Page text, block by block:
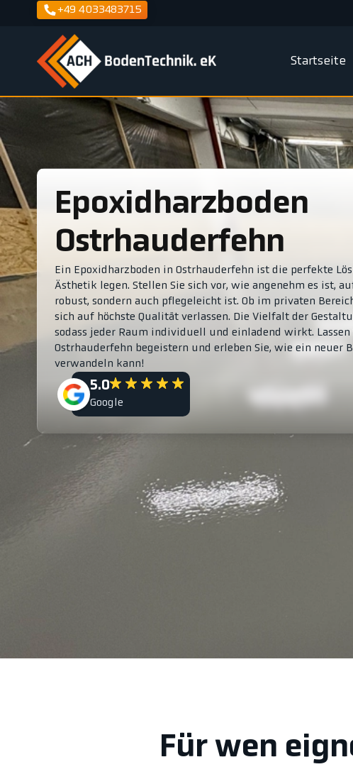
+49 4033483715
Startseite
Epoxidharzboden
Ostrhauderfehn
Ein Epoxidharzboden in Ostrhauderfehn ist die perfekte
Ästhetik legen. Stellen Sie sich vor, wie angenehm es ist,
robust, sondern auch pflegeleicht ist. Ob im privaten
sich auf höchste Qualität verlassen. Die Vielfalt der
sodass jeder Raum individuell und einladend wirkt. Lassen
Ostrhauderfehn begeistern und erleben Sie, wie ein neuer
verwandeln kann!
5.0
Google
Für wen